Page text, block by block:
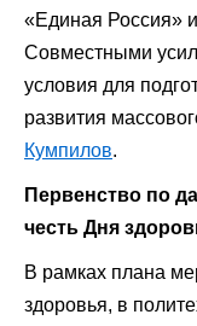
«Единая Россия»
Совместными
условия для
развития
Кумпилов.
Первенство по
честь Дня
В рамках плана
здоровья, в